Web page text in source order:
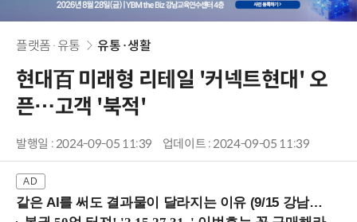
플랫폼·유통 유통·생활
현대百 미래형 리테일 '커넥트현대' 오
픈…고객 '북적'
발행일 : 2024-09-05 11:39 업데이트 : 2024-09-05 11:39
같은 AI를 써도 결과물이 달라지는 이유 (9/15 강남역)